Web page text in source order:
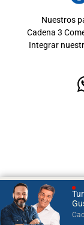
Nuestros
Cadena 3
Integrar